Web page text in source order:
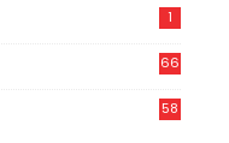
1
66
58